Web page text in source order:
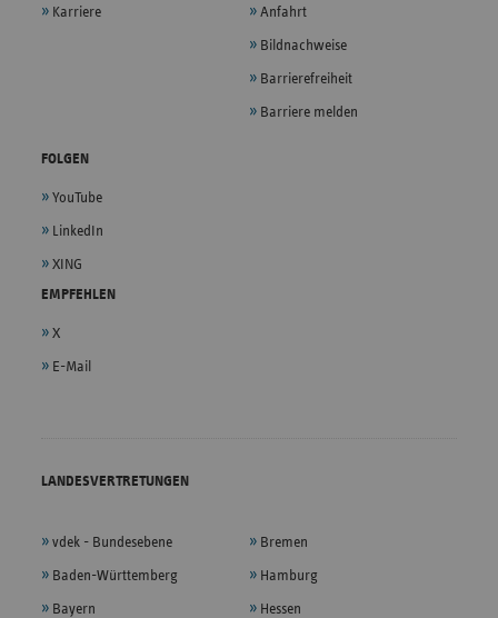
Karriere Anfahrt
Bildnachweise
Barrierefreiheit
Barriere melden
FOLGEN
YouTube
LinkedIn
XING
EMPFEHLEN
X
E-Mail
LANDESVERTRETUNGEN
vdek - Bundesebene
Baden-Württemberg
Bayern
Bremen
Hamburg
Hessen